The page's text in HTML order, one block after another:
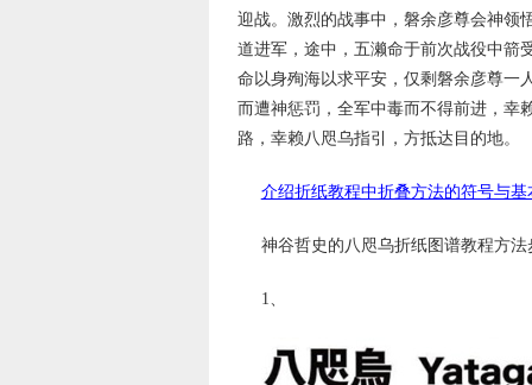
迎战。激烈的战事中，磐余彦尊会神领
道进军，途中，五濑命于前次战役中箭
命以身殉海以求平安，仅剩磐余彦尊一
而遭神惩罚，全军中毒而不得前进，幸
路，幸赖八咫乌指引，方抵达目的地。
介绍折纸教程中折叠方法的符号与
神谷哲史的八咫乌折纸图谱教程方法
1、